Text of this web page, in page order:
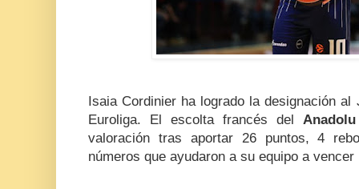
Isaia Cordinier ha logrado la designación
Euroliga. El escolta francés del
valoración tras aportar 26 puntos, 4
números que ayudaron a su equipo a